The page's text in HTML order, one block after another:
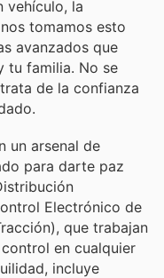
vehículo, la
tomamos esto
avanzados que
tu familia. No se
de la confianza
un arsenal de
para darte paz
Electrónico de
que trabajan
en cualquier
incluye